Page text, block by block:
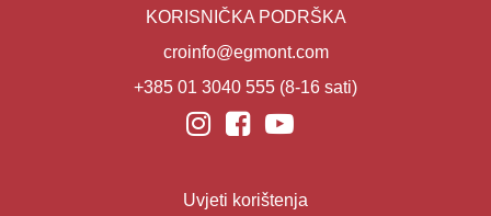
KORISNIČKA PODRŠKA
croinfo@egmont.com
+385 01 3040 555 (8-16 sati)
Uvjeti korištenja